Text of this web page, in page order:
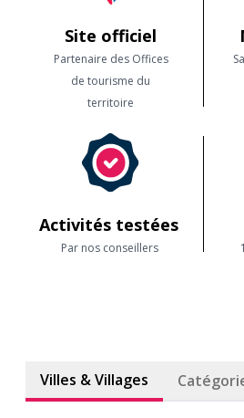
Site officiel
Partenaire des Offices
de tourisme du
territoire
Activités testées
Par nos conseillers
Villes & Villages